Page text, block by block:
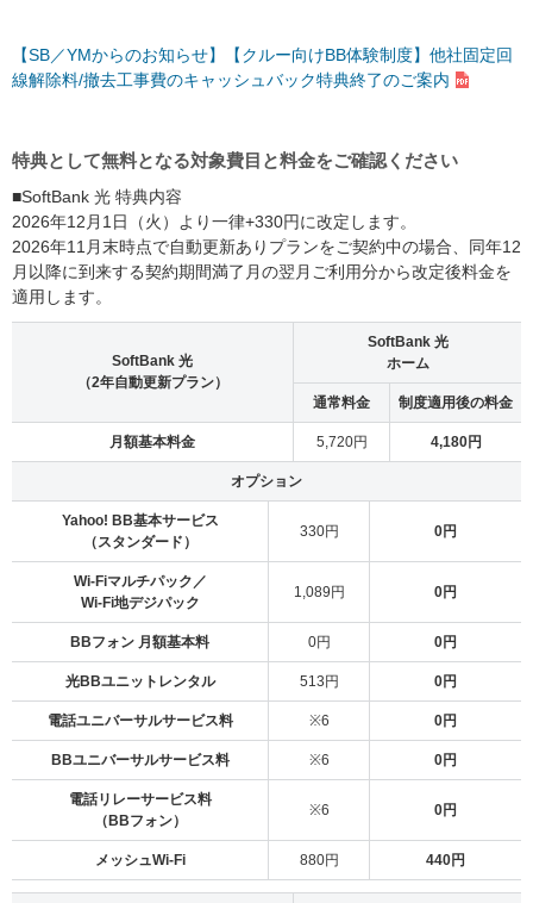
【SB／YMからのお知らせ】【クルー向けBB体験制度】他社固定回
線解除料/撤去工事費のキャッシュバック特典終了のご案内
特典として無料となる対象費目と料金をご確認ください
■SoftBank 光 特典内容
2026年12月1日（火）より一律+330円に改定します。
2026年11月末時点で自動更新ありプランをご契約中の場合、同年12
月以降に到来する契約期間満了月の翌月ご利用分から改定後料金を
適用します。
SoftBank 光
（2年自動更新プラン）
SoftBank 光
ホーム
通常料金 制度適用後の料金
月額基本料金 5,720円 4,180円
オプション
Yahoo! BB基本サービス
（スタンダード）
330円 0円
Wi-Fiマルチパック／
Wi-Fi地デジパック
1,089円 0円
BBフォン 月額基本料 0円 0円
光BBユニットレンタル 513円 0円
電話ユニバーサルサービス料 ※6 0円
BBユニバーサルサービス料 ※6 0円
電話リレーサービス料
（BBフォン）
※6 0円
メッシュWi-Fi 880円 440円